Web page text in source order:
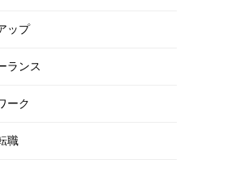
ップ
ランス
ーク
職